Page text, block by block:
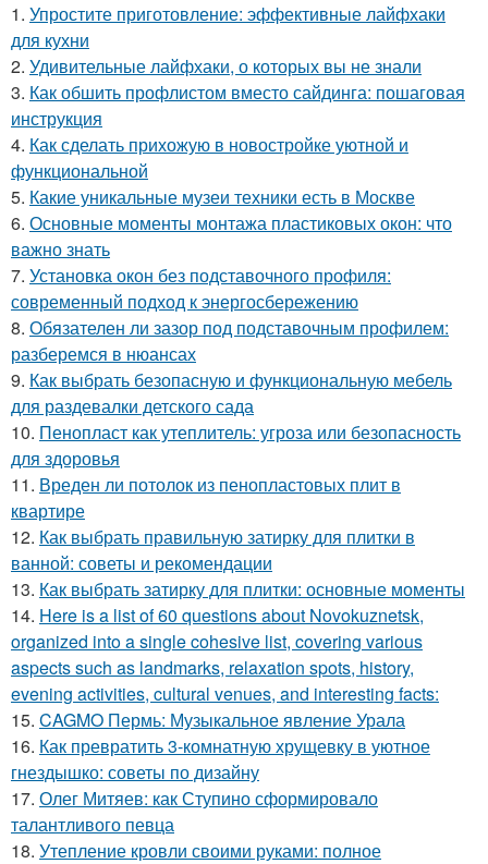
1. Упростите приготовление: эффективные лайфхаки
для кухни
2. Удивительные лайфхаки, о которых вы не знали
3. Как обшить профлистом вместо сайдинга: пошаговая
инструкция
4. Как сделать прихожую в новостройке уютной и
функциональной
5. Какие уникальные музеи техники есть в Москве
6. Основные моменты монтажа пластиковых окон: что
важно знать
7. Установка окон без подставочного профиля:
современный подход к энергосбережению
8. Обязателен ли зазор под подставочным профилем:
разберемся в нюансах
9. Как выбрать безопасную и функциональную мебель
для раздевалки детского сада
10. Пенопласт как утеплитель: угроза или безопасность
для здоровья
11. Вреден ли потолок из пенопластовых плит в
квартире
12. Как выбрать правильную затирку для плитки в
ванной: советы и рекомендации
13. Как выбрать затирку для плитки: основные моменты
14. Here is a list of 60 questions about Novokuznetsk,
organized into a single cohesive list, covering various
aspects such as landmarks, relaxation spots, history,
evening activities, cultural venues, and interesting facts:
15. CAGMO Пермь: Музыкальное явление Урала
16. Как превратить 3-комнатную хрущевку в уютное
гнездышко: советы по дизайну
17. Олег Митяев: как Ступино сформировало
талантливого певца
18. Утепление кровли своими руками: полное